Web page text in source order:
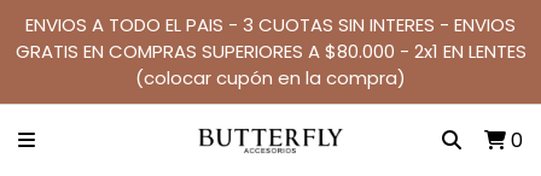
ENVIOS A TODO EL PAIS - 3 CUOTAS SIN INTERES - ENVIOS
GRATIS EN COMPRAS SUPERIORES A $80.000 - 2x1 EN LENTES
(colocar cupón en la compra)
0